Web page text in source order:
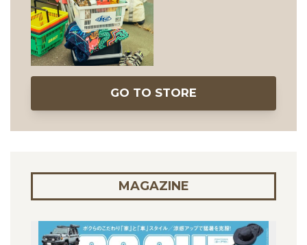
GO TO STORE
MAGAZINE